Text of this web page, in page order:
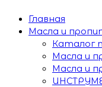
Главная
Масла и
Каталог
Масла и
Масла и